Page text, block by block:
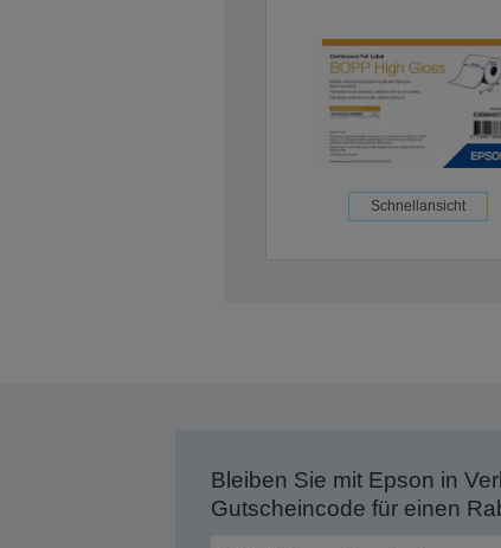
Schnellansicht
Bleiben Sie mit Epson in
Gutscheincode für einen